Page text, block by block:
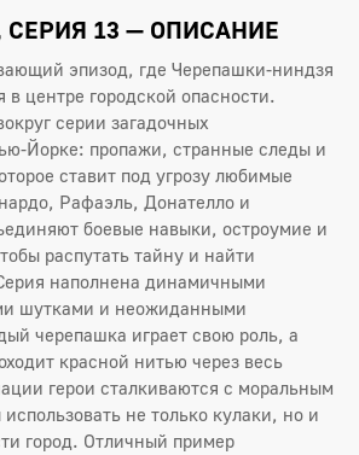
СЕРИЯ 13 — ОПИСАНИЕ
эпизод, где Черепашки-ниндзя
в центре городской опасности.
серии загадочных
Йорке: пропажи, странные следы и
ставит под угрозу любимые
Рафаэль, Донателло и
боевые навыки, остроумие и
распутать тайну и найти
наполнена динамичными
шутками и неожиданными
черепашка играет свою роль, а
красной нитью через весь
герои сталкиваются с моральным
не только кулаки, но и
город. Отличный пример